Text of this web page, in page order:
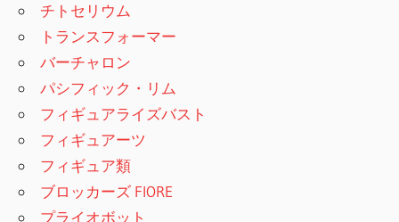
チトセリウム
トランスフォーマー
バーチャロン
パシフィック・リム
フィギュアライズバスト
フィギュアーツ
フィギュア類
ブロッカーズ FIORE
プライオボット